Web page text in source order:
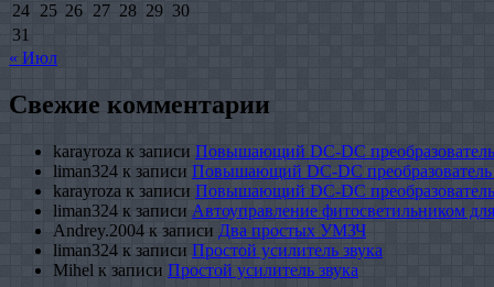
24 25 26 27 28 29 30
31
« Июл
Свежие комментарии
karayroza к записи Повышающий DC-DC
liman324 к записи Повышающий DC-DC
karayroza к записи Повышающий DC-DC
liman324 к записи Автоуправление фитосветильником
Andrey.2004 к записи Два простых УМЗЧ
liman324 к записи Простой усилитель звука
Mihel к записи Простой усилитель звука